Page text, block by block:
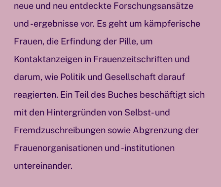
neue und neu entdeckte Forschungsansätze
und -ergebnisse vor. Es geht um kämpferische
Frauen, die Erfindung der Pille, um
Kontaktanzeigen in Frauenzeitschriften und
darum, wie Politik und Gesellschaft darauf
reagierten. Ein Teil des Buches beschäftigt sich
mit den Hintergründen von Selbst- und
Fremdzuschreibungen sowie Abgrenzung der
Frauenorganisationen und -institutionen
untereinander.